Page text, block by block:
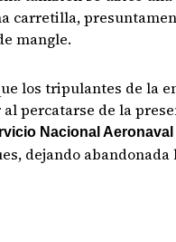
carretilla,
mangle.
los tripulantes de la
percatarse de la
Nacional Aeronaval
dejando abandonada